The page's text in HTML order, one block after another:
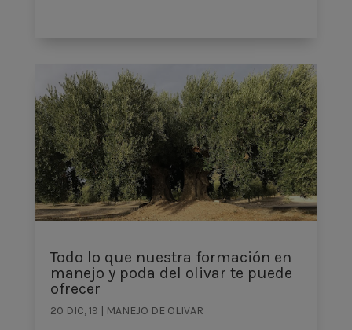
Todo lo que nuestra formación en
manejo y poda del olivar te puede
ofrecer
20 DIC, 19 | MANEJO DE OLIVAR